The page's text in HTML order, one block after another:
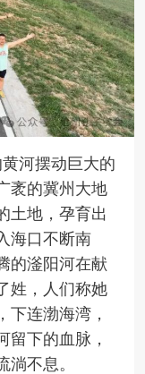
河摆动巨大的
袤的冀州大地
土地，孕育出
海口不断南
的滏阳河在献
姓，人们称她
下连渤海湾，
留下的血脉，
不息。